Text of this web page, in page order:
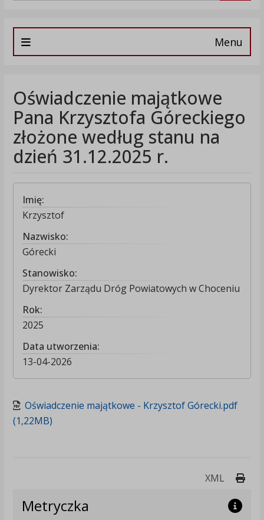
Menu
Oświadczenie majątkowe
Pana Krzysztofa Góreckiego
złożone według stanu na
dzień 31.12.2025 r.
Imię:
Krzysztof
Nazwisko:
Górecki
Stanowisko:
Dyrektor Zarządu Dróg Powiatowych w Choceniu
Rok:
2025
Data utworzenia:
13-04-2026
Oświadczenie majątkowe - Krzysztof Górecki.pdf
(1,22MB)
XML
Metryczka